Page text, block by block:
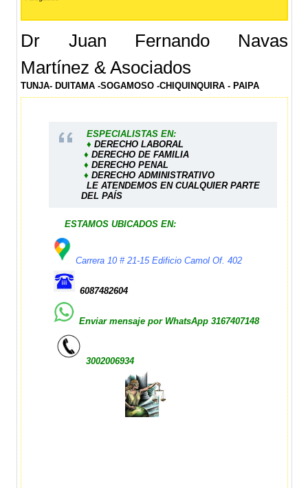
Dr Juan Fernando Navas
Martínez & Asociados
TUNJA- DUITAMA -SOGAMOSO -CHIQUINQUIRA - PAIPA
ESPECIALISTAS EN:
♦DERECHO LABORAL
♦ DERECHO DE FAMILIA
♦ DERECHO PENAL
♦ DERECHO ADMINISTRATIVO
LE ATENDEMOS EN CUALQUIER PARTE
DEL PAÍS
ESTAMOS UBICADOS EN:
Carrera 10 # 21-15 Edificio Camol Of. 402
6087482604
Enviar mensaje por WhatsApp 3167407148
3002006934